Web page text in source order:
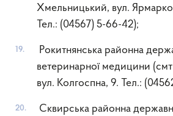
Хмельницький, вул.
Тел.: (04567) 5-66-42);
Рокитнянська районна
ветеринарної медицини
вул. Колгоспна, 9. Тел.:
Сквирська районна